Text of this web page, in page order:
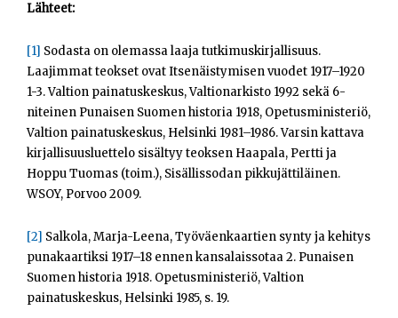
Lähteet:
[1] Sodasta on olemassa laaja tutkimuskirjallisuus.
Laajimmat teokset ovat Itsenäistymisen vuodet 1917–1920
1-3. Valtion painatuskeskus, Valtionarkisto 1992 sekä 6-
niteinen Punaisen Suomen historia 1918, Opetusministeriö,
Valtion painatuskeskus, Helsinki 1981–1986. Varsin kattava
kirjallisuusluettelo sisältyy teoksen Haapala, Pertti ja
Hoppu Tuomas (toim.), Sisällissodan pikkujättiläinen.
WSOY, Porvoo 2009.
[2] Salkola, Marja-Leena, Työväenkaartien synty ja kehitys
punakaartiksi 1917–18 ennen kansalaissotaa 2. Punaisen
Suomen historia 1918. Opetusministeriö, Valtion
painatuskeskus, Helsinki 1985, s. 19.